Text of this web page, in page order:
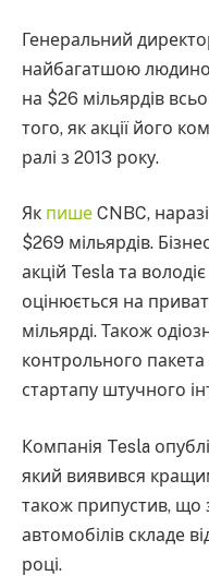
Генеральний
найбагатшою
на $26 мільярдів
того, як акції його
ралі з 2013 року.
Як пише CNBC,
$269 мільярдів.
акцій Tesla та
оцінюється на
мільярді. Також
контрольного
стартапу штучного
Компанія Tesla
який виявився
також припустив, що
автомобілів складе
році.